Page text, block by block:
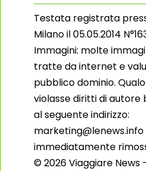
Testata registrata
Milano il 05.05.2014
Immagini: molte
tratte da internet e
pubblico dominio.
violasse diritti di
al seguente indirizzo:
immediatamente
© 2026 Viaggiare News